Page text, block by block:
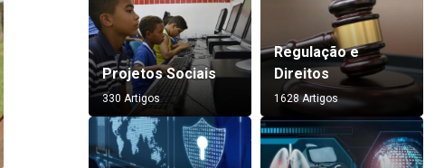
Projetos Sociais
330 Artigos
Regulação e
Direitos
1628 Artigos